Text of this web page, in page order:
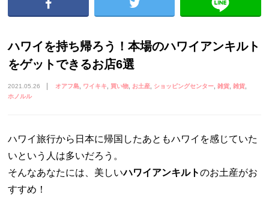
ハワイを持ち帰ろう！本場のハワイアンキルト
をゲットできるお店6選
2021.05.26 オアフ島 ワイキキ 買い物 お土産 ショッピングセンター 雑貨 雑貨
ホノルル
ハワイ旅行から日本に帰国したあともハワイを感じていた
いという人は多いだろう。
そんなあなたには、美しいハワイアンキルトのお土産がお
すすめ！